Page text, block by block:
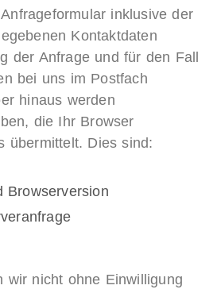
inklusive der
Kontaktdaten
der Anfrage und für den Fall
bei uns im Postfach
hinaus werden
die Ihr Browser
übermittelt. Dies sind:
Browserversion
wir nicht ohne Einwilligung